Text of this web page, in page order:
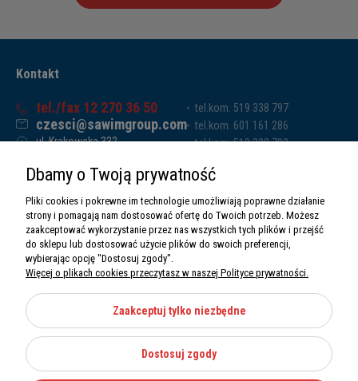
Kontakt
tel./fax 12 270 36 50
czesci@sawimgroup.com
ul. Krakowska 332,
Sawim Group Mariusz Zdyb sp. k.
NIP: 5130284470
REGON: 5246591010
tel.kom. 519 338 797
tel.kom. 601 161 286
tel.kom. 519 338 793
O nas
Informacje
Moje konto
Kategorie
Dbamy o Twoją prywatność
Pliki cookies i pokrewne im technologie umożliwiają poprawne działanie
strony i pomagają nam dostosować ofertę do Twoich potrzeb. Możesz
zaakceptować wykorzystanie przez nas wszystkich tych plików i przejść
do sklepu lub dostosować użycie plików do swoich preferencji,
wybierając opcję "Dostosuj zgody".
Więcej o plikach cookies przeczytasz w naszej Polityce prywatności.
Zaakceptuj tylko niezbędne
Dostosuj zgody